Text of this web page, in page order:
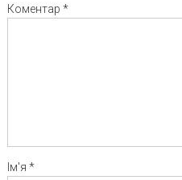
Коментар *
Ім'я *